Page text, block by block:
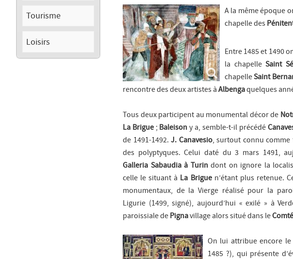
Tourisme
Loisirs
A la même époque
chapelle des
Entre 1485 et 1490
la chapelleSaint
chapelleSaint
rencontre des deux artistes à Albengaquelques
Tous deux participent au monumental décor de
La Brigue; Baleison y a, semble-t-il précédé
de 1491-1492.J. Canavesio, surtout connu comme
des polyptyques. Celui daté du 3 mars 1491,
Galleria Sabaudia à Turindont on ignore la
celle le situant à La Briguen’étant plus retenue.
monumentaux, de la Vierge réalisé pour la
Ligurie (1499, signé), aujourd’hui « exilé » à
paroissiale de Pignavillage alors situé dans le
On lui attribue encore le
1485 ?), qui présente